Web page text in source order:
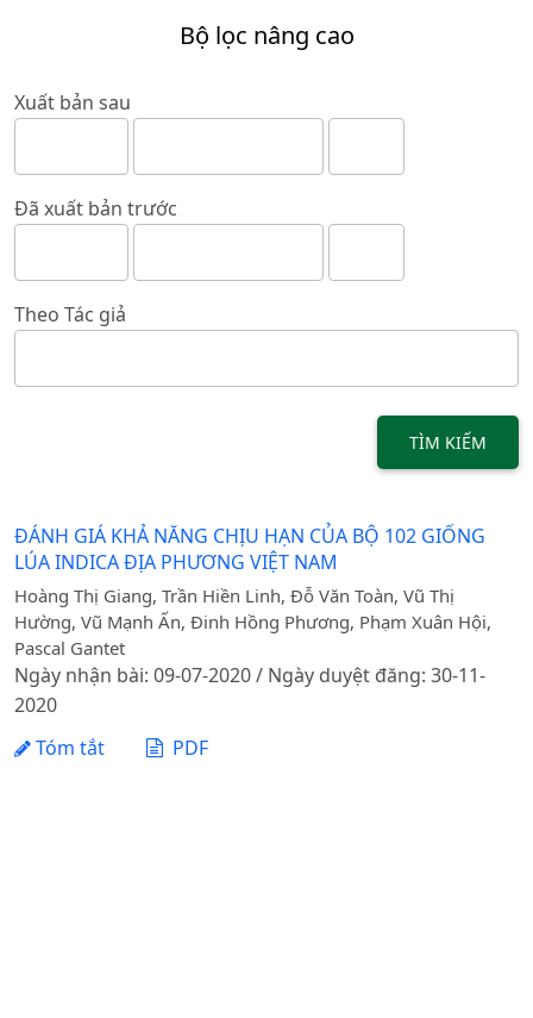
Bộ lọc nâng cao
Xuất bản sau
Đã xuất bản trước
Theo Tác giả
TÌM KIẾM
ĐÁNH GIÁ KHẢ NĂNG CHỊU HẠN CỦA BỘ 102 GIỐNG
LÚA INDICA ĐỊA PHƯƠNG VIỆT NAM
Hoàng Thị Giang, Trần Hiền Linh, Đỗ Văn Toàn, Vũ Thị
Hường, Vũ Mạnh Ấn, Đinh Hồng Phương, Phạm Xuân Hội,
Pascal Gantet
Ngày nhận bài: 09-07-2020 / Ngày duyệt đăng: 30-11-
2020
Tóm tắt
PDF